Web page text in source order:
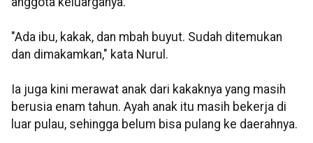
"Ada ibu, kakak, dan mbah buyut. Sudah ditemukan
dan dimakamkan," kata Nurul.
Ia juga kini merawat anak dari kakaknya yang masih
berusia enam tahun. Ayah anak itu masih bekerja di
luar pulau, sehingga belum bisa pulang ke daerahnya.